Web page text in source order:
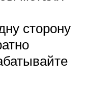
сторону